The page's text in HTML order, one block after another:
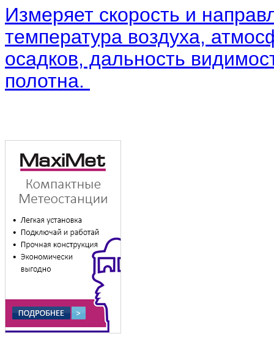
Измеряет скорость и
температура воздуха,
осадков, дальность
полотна.